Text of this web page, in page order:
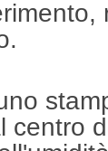
centro